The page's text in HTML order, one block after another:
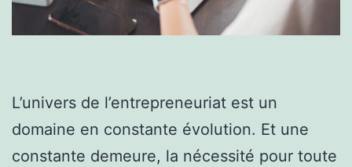
L’univers de l’entrepreneuriat est un
domaine en constante évolution. Et une
constante demeure, la nécessité pour toute